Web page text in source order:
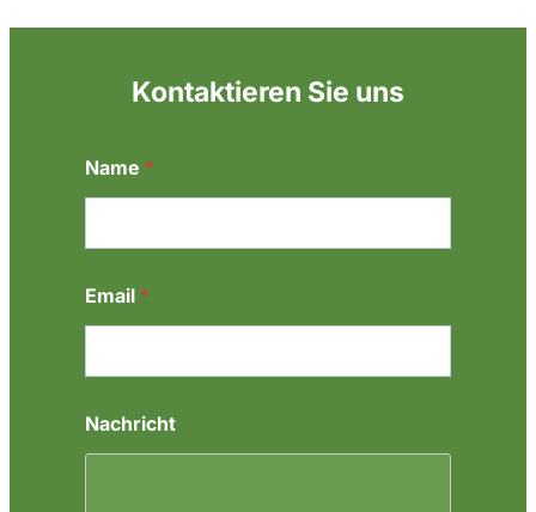
Kontaktieren Sie uns
*
N
Name *
Email *
Nachricht